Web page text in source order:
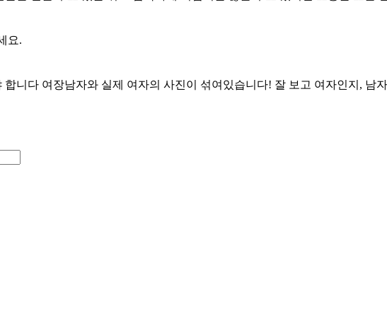
요.
니다 여장남자와 실제 여자의 사진이 섞여있습니다! 잘 보고 여자인지, 남